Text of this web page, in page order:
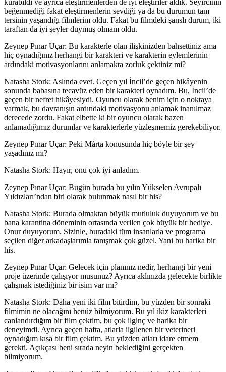
beğenmediği fakat eleştirmenlerin sevdiği ya da bu durumun tam
tersinin yaşandığı filmlerim oldu. Fakat bu filmdeki şanslı durum, iki
taraftan da iyi şeyler duymuş olmam oldu.
Zeynep Pınar Uçar: Bu karakterle olan ilişkinizden bahsettiniz ama
hiç oynadığınız herhangi bir karakteri ve karakterin eylemlerinin
ardındaki motivasyonlarını anlamakta zorluk çektiniz mi?
Natasha Stork: Aslında evet. Geçen yıl İncil’de geçen hikâyenin
sonunda babasına tecavüz eden bir karakteri oynadım. Bu, İncil’de
geçen bir nefret hikâyesiydi. Oyuncu olarak benim için o noktaya
varmak, bu davranışın ardındaki motivasyonu anlamak inanılmaz
derecede zordu. Fakat elbette ki bir oyuncu olarak bazen
anlamadığımız durumlar ve karakterlerle yüzleşmemiz gerekebiliyor.
Zeynep Pınar Uçar: Peki Márta konusunda hiç böyle bir şey
yaşadınız mı?
Natasha Stork: Hayır, onu çok iyi anladım.
Zeynep Pınar Uçar: Bugün burada bu yılın Yükselen Avrupalı
Yıldızları’ndan biri olarak bulunmak nasıl bir his?
Natasha Stork: Burada olmaktan büyük mutluluk duyuyorum ve bu
bana karantina döneminin ortasında verilen çok büyük bir hediye.
Onur duyuyorum. Sizinle, buradaki tüm insanlarla ve programa
seçilen diğer arkadaşlarımla tanışmak çok güzel. Yani bu harika bir
his.
Zeynep Pınar Uçar: Gelecek için planınız nedir, herhangi bir yeni
proje üzerinde çalışıyor musunuz? Ayrıca aklınızda gelecekte birlikte
çalışmak istediğiniz bir isim var mı?
Natasha Stork: Daha yeni iki film bitirdim, bu yüzden bir sonraki
filmimin ne olacağını henüz bilmiyorum. Bu yıl ikiz karakterleri
canlandırdığım birfilm çektim, bu çok ilginç ve harika bir
deneyimdi. Ayrıca geçen hafta, atlarla ilgilenen bir veterineri
oynadığım kısa bir film çektim. Bu yüzden atları idare etmem
gerekti. Açıkçası beni sırada neyin beklediğini gerçekten
bilmiyorum.